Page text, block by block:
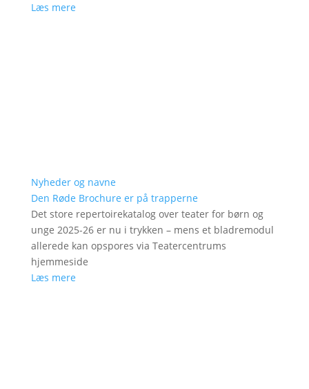
Læs mere
Nyheder og navne
Den Røde Brochure er på trapperne
Det store repertoirekatalog over teater for børn og
unge 2025-26 er nu i trykken – mens et bladremodul
allerede kan opspores via Teatercentrums
hjemmeside
Læs mere